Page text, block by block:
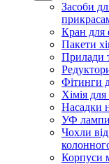
Засоби
Кран для
Пакети
Прилади
Фітинги
Хімія для
Насадки
УФ лампи
Чохли
Корпуси